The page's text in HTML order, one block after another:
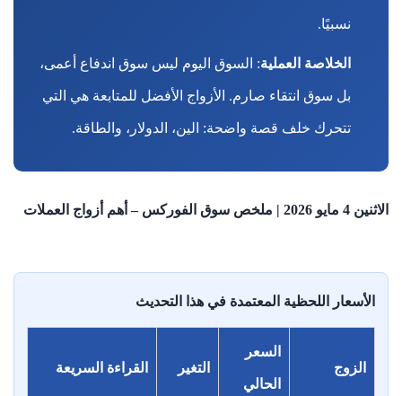
نسبيًا.
الخلاصة العملية: السوق اليوم ليس سوق اندفاع أعمى،
بل سوق انتقاء صارم. الأزواج الأفضل للمتابعة هي التي
تتحرك خلف قصة واضحة: الين، الدولار، والطاقة.
الاثنين 4 مايو 2026 | ملخص سوق الفوركس – أهم أزواج العملات
الأسعار اللحظية المعتمدة في هذا التحديث
الزوج
السعر
الحالي
التغير القراءة السريعة